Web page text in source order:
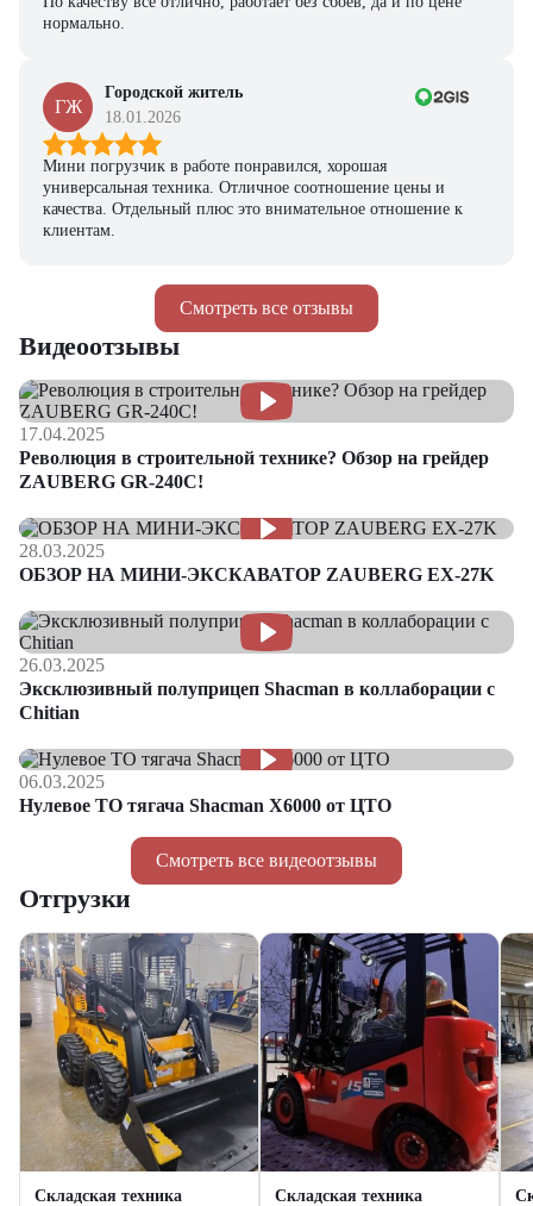
Смотреть все отзывы
нормально.
ГЖ
Городской житель
18.01.2026
Мини погрузчик в работе понравился, хорошая
универсальная техника. Отличное соотношение цены и
качества. Отдельный плюс это внимательное отношение к
клиентам.
Смотреть все видеоотзывы
Видеоотзывы
17.04.2025
Революция в строительной технике? Обзор на грейдер
ZAUBERG GR-240C!
28.03.2025
ОБЗОР НА МИНИ-ЭКСКАВАТОР ZAUBERG EX-27K
26.03.2025
Эксклюзивный полуприцеп Shacman в коллаборации с
Chitian
06.03.2025
Нулевое ТО тягача Shacman Х6000 от ЦТО
Отгрузки
Складская техника Складская техника